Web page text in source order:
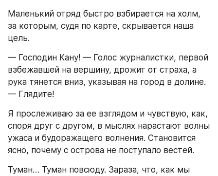
Маленький отряд быстро взбирается на холм,
за которым, судя по карте, скрывается наша
цель.
— Господин Кану! — Голос журналистки, первой
взбежавшей на вершину, дрожит от страха, а
рука тянется вниз, указывая на город в долине.
— Глядите!
Я прослеживаю за ее взглядом и чувствую, как,
споря друг с другом, в мыслях нарастают волны
ужаса и будоражащего волнения. Становится
ясно, почему с острова не поступало вестей.
Туман… Туман повсюду. Зараза, что, как мы